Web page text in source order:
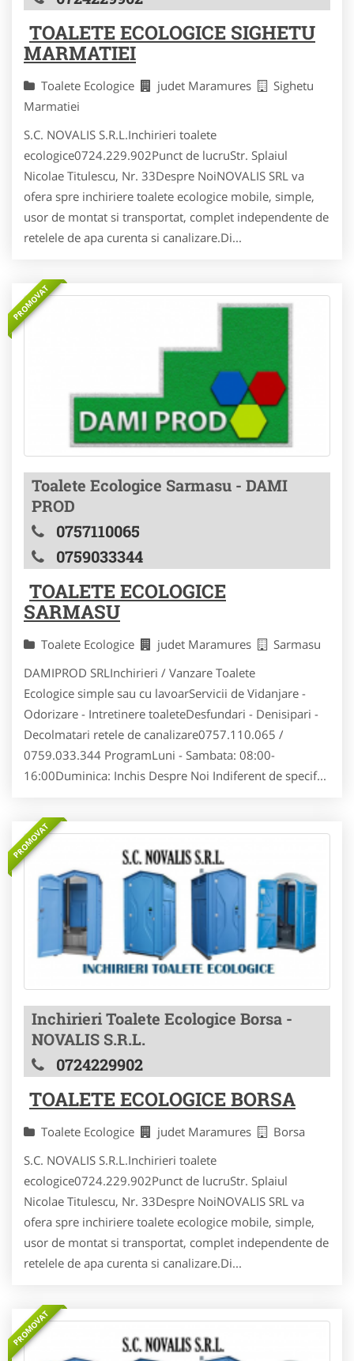
TOALETE ECOLOGICE SIGHETU
MARMATIEI
Toalete Ecologice judet Maramures
Sighetu
Marmatiei
S.C. NOVALIS S.R.L.Inchirieri toalete
ecologice0724.229.902Punct de lucruStr. Splaiul
Nicolae Titulescu, Nr. 33Despre NoiNOVALIS SRL va
ofera spre inchiriere toalete ecologice mobile, simple,
usor de montat si transportat, complet independente de
retelele de apa curenta si canalizare.Di...
PROMOVAT
Toalete Ecologice Sarmasu - DAMI
PROD
0757110065
0759033344
TOALETE ECOLOGICE
SARMASU
Toalete Ecologice judet Maramures
Sarmasu
DAMIPROD SRLInchirieri / Vanzare Toalete
Ecologice simple sau cu lavoarServicii de Vidanjare -
Odorizare - Intretinere toaleteDesfundari - Denisipari -
Decolmatari retele de canalizare0757.110.065 /
0759.033.344 ProgramLuni - Sambata: 08:00-
16:00Duminica: Inchis Despre Noi Indiferent de specif...
PROMOVAT
Inchirieri Toalete Ecologice Borsa -
NOVALIS S.R.L.
0724229902
TOALETE ECOLOGICE BORSA
Toalete Ecologice judet Maramures
Borsa
S.C. NOVALIS S.R.L.Inchirieri toalete
ecologice0724.229.902Punct de lucruStr. Splaiul
Nicolae Titulescu, Nr. 33Despre NoiNOVALIS SRL va
ofera spre inchiriere toalete ecologice mobile, simple,
usor de montat si transportat, complet independente de
retelele de apa curenta si canalizare.Di...
PROMOVAT